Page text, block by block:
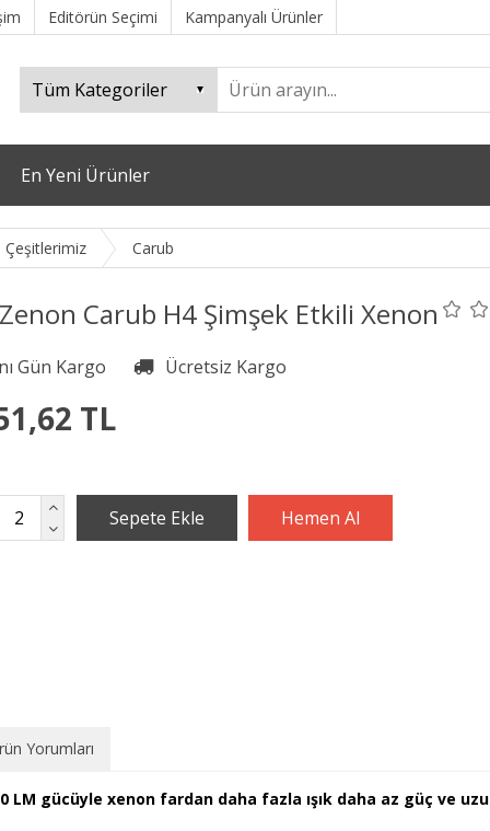
Editörün Seçimi Kampanyalı Ürünler
En Yeni Ürünler
Carub
Carub H4 Şimşek Etkili Xenon
TL
Yorumları
gücüyle xenon fardan daha fazla ışık daha az güç ve